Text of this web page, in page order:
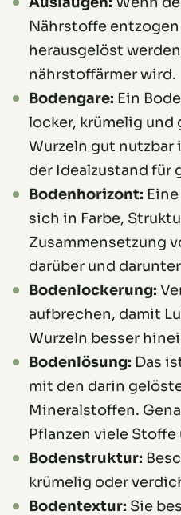
Nährstoffe
herausgelöst
nährstoffärmer wird.
Bodengare: Ein
locker, krümelig
Wurzeln gut nutzbar
der Idealzustand für
Bodenhorizont:
sich in Farbe,
Zusammensetzung
darüber und
Bodenlockerung:
aufbrechen, damit
Wurzeln besser
Bodenlösung: Das
mit den darin
Mineralstoffen.
Pflanzen viele Stoffe
Bodenstruktur:
krümelig oder
Bodentextur: Sie